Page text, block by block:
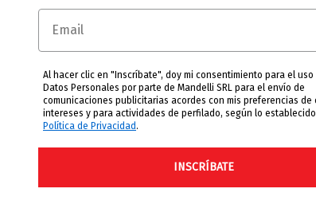
Email
Al hacer clic en "Inscríbate", doy mi consentimiento para el uso
Datos Personales por parte de Mandelli SRL para el envío de
comunicaciones publicitarias acordes con mis preferencias de
intereses y para actividades de perfilado, según lo
Política de Privacidad .
INSCRÍBATE